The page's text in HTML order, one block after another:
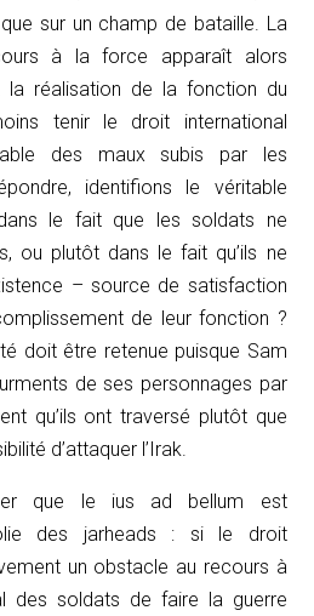
sur un champ de bataille. La
à la force apparaît alors
réalisation de la fonction du
tenir le droit international
des maux subis par les
identifions le véritable
le fait que les soldats ne
ou plutôt dans le fait qu’ils ne
– source de satisfaction
de leur fonction ?
doit être retenue puisque Sam
de ses personnages par
qu’ils ont traversé plutôt que
d’attaquer l’Irak.
que le ius ad bellum est
des jarheads : si le droit
un obstacle au recours à
des soldats de faire la guerre